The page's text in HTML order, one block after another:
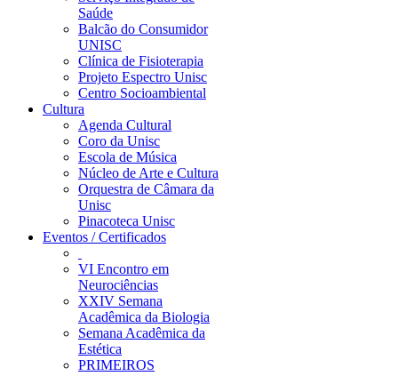
Saúde
Balcão do Consumidor
UNISC
Clínica de Fisioterapia
Projeto Espectro Unisc
Centro Socioambiental
Cultura
Agenda Cultural
Coro da Unisc
Escola de Música
Núcleo de Arte e Cultura
Orquestra de Câmara da
Unisc
Pinacoteca Unisc
Eventos / Certificados
VI Encontro em
Neurociências
XXIV Semana
Acadêmica da Biologia
Semana Acadêmica da
Estética
PRIMEIROS